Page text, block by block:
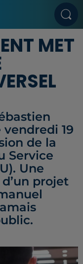
MET
19
de la
Service
Une
projet